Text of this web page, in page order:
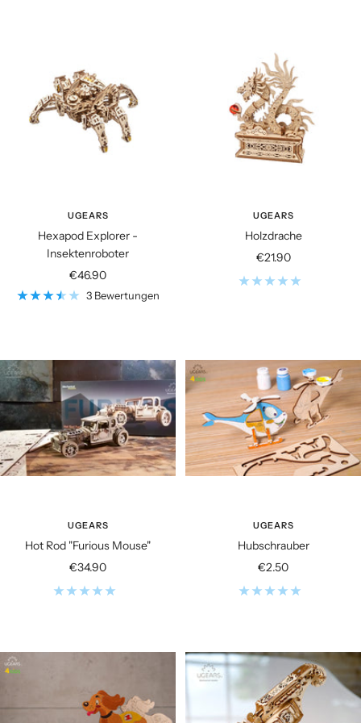
UGEARS
Hexapod Explorer -
Insektenroboter
Angebotspreis
€46.90
3 Bewertungen
UGEARS
Holzdrache
Angebotspreis
€21.90
UGEARS
Hot Rod "Furious Mouse"
Angebotspreis
€34.90
UGEARS
Hubschrauber
Angebotspreis
€2.50